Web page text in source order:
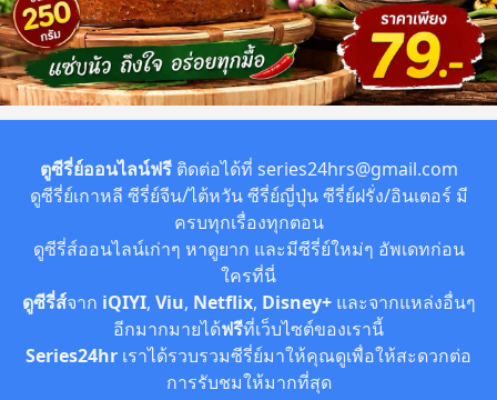
ตูซีรี่ย์ออนไลน์ฟรีติดต่อได้ที่ series24hrs@gmail.com
ดูซีรี่ย์เกาหลี ซีรี่ย์จีน/ไต้หวัน ซีรี่ย์ญี่ปุ่น ซีรี่ย์ฝรั่ง/อินเตอร์ มี
ครบทุกเรื่องทุกตอน
ดูซีรี่ส์ออนไลน์เก่าๆ หาดูยาก และมีซีรี่ย์ใหม่ๆ อัพเดทก่อน
ใครที่นี่
ดูซีรี่ส์จาก iQIYI, Viu, Netflix, Disney+ และจากแหล่งอื่นๆ
อีกมากมายได้ฟรีที่เว็บไซต์ของเรานี้
Series24hr เราได้รวบรวมซีรี่ย์มาให้คุณดูเพื่อให้สะดวกต่อ
การรับชมให้มากที่สุด